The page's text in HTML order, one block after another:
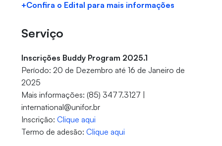
+Confira o Edital para mais informações
Serviço
Inscrições Buddy Program 2025.1
Período: 20 de Dezembro até 16 de Janeiro de
2025
Mais informações: (85) 3477.3127 |
international@unifor.br
Inscrição: Clique aqui
Termo de adesão: Clique aqui